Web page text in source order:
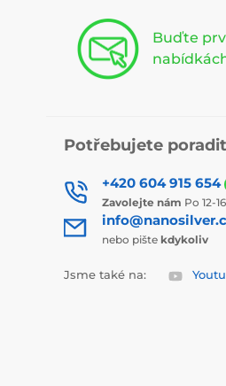
Buďte
Potřebujete poradit
+420 604 915 654
Zavolejte nám Po 12-
nebo pište kdykoliv
Jsme také na: